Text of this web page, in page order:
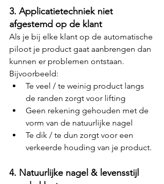
3. Applicatietechniek niet
afgestemd op de klant
Als je bij elke klant op de automatische
piloot je product gaat aanbrengen dan
kunnen er problemen ontstaan.
Bijvoorbeeld:
Te veel / te weinig product langs
de randen zorgt voor lifting
Geen rekening gehouden met de
vorm van de natuurlijke nagel
Te dik / te dun zorgt voor een
verkeerde houding van je product.
4. Natuurlijke nagel & levensstijl